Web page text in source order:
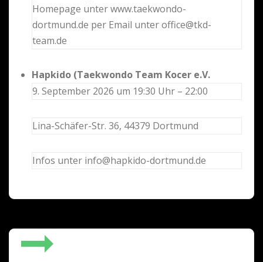
Homepage unter www.taekwondo-
dortmund.de per Email unter office@tkd-
team.de
Hapkido (Taekwondo Team Kocer e.V.
9. September 2026 um 19:30 Uhr – 22:00
Lina-Schäfer-Str. 36, 44379 Dortmund
Infos unter info@hapkido-dortmund.de